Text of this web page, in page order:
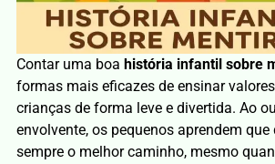
Contar uma boa história infantil sobre
formas mais eficazes de ensinar
crianças de forma leve e divertida. Ao
envolvente, os pequenos aprendem que
sempre o melhor caminho, mesmo